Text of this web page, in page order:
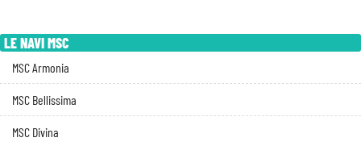
LE NAVI MSC
MSC Armonia
MSC Bellissima
MSC Divina